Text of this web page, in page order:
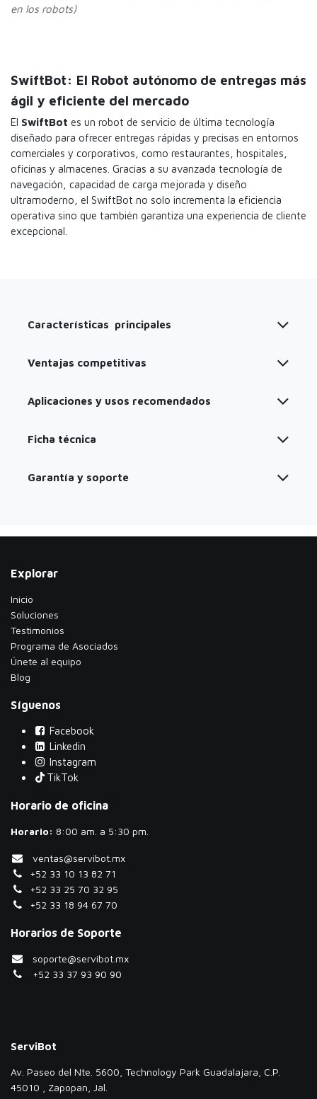
en los robots)
SwiftBot: El Robot autónomo de entregas más
ágil y eficiente del mercado​
El SwiftBot es un robot de servicio de última tecnología
diseñado para ofrecer entregas rápidas y precisas en entornos
comerciales y corporativos, como restaurantes, hospitales,
oficinas y almacenes. Gracias a su avanzada tecnología de
navegación, capacidad de carga mejorada y diseño
ultramoderno, el SwiftBot no solo incrementa la eficiencia
operativa sino que también garantiza una experiencia de cliente
excepcional.​
Características principales
Ventajas competitivas
Aplicaciones y usos recomendados
Ficha técnica
Garantía y soporte
Explorar
Inicio
Soluciones
Testimonios
​Programa de Asociados
Únete al equipo
Blog
Síguenos
Facebook
Linkedin
Instagram
TikTok
Horario de oficina
Horario: ​8:00 am. a 5:30 pm.
ventas@servibot.mx
+52 33 10 13 82 71
+52 33 25 70 32 95
+52 33 18 94 67 70
Horarios de Soporte
soporte@servibot.mx
+52 33 37 93 90 90
ServiBot
Av. Paseo del Nte. 5600, Technology Park Guadalajara, C.P.
45010 , Zapopan, Jal.